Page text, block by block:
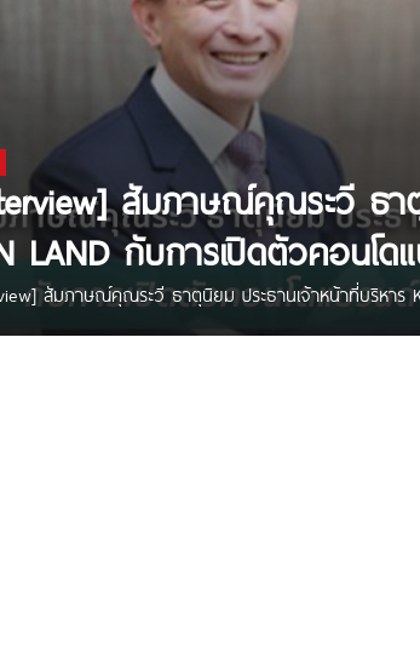
สัมภาษณ์คุณระวี ธา
LAND กับการเปิดตัวคอนโด
สัมภาษณ์คุณระวี ธาตุนิยม ประธานเจ้าหน้าที่บริหาร
สวัสดีค่ะผู้อ่าน Homenayoo ทุกท่าน สำหรับผู้อ่านที่กำลังมอ